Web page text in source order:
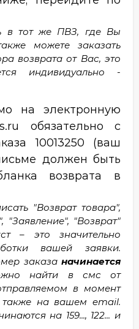
в тот же ПВЗ, где Вы
можете заказать
возврата от Вас, это
индивидуально -
на электронную
обязательно с
10013250 (ваш
должен быть
возврата в
"Возврат товара",
"Заявление", "Возврат"
– это значительно
вашей заявки.
заказаначинается
найти в смс от
в момент
на вашем email.
на 159..., 122... и